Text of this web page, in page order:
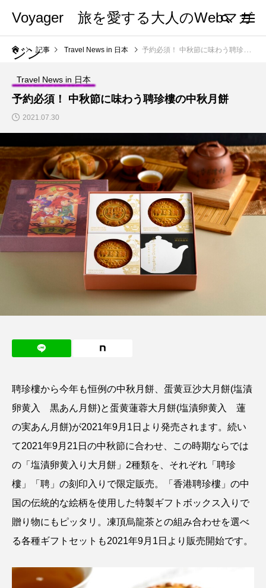
Voyager 旅を愛する大人のWebマガ
ジン記事 Travel News in 日本 予約必須！ 中秋節に味わう聘珍樓の中秋月餅
Travel News in 日本
予約必須！ 中秋節に味わう聘珍樓の中秋月餅
2021.07.30
聘珍樓から今年も恒例の中秋月餅、蛋黄豆沙大月餅(塩漬
卵黄入 黒あん月餅)と蛋黄蓮蓉大月餅(塩漬卵黄入 蓮
の実あん月餅)が2021年9月1日より発売されます。続い
て2021年9月21日の中秋節に合わせ、この時期ならでは
の「塩漬卵黄入り大月餅」2種類を、それぞれ「聘珍
樓」「聘」の刻印入りで限定販売。「香港聘珍樓」の中
国の伝統的な絵柄を使用した特製ギフトボックス入りで
贈り物にもピッタリ。凍頂烏龍茶との組み合わせを選べ
る各種ギフトセットも2021年9月1日より販売開始です。